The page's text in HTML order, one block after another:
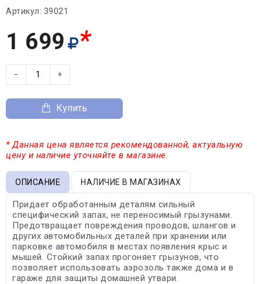
Артикул: 39021
1 699 *
− +
Купить
* Данная цена является рекомендованной, актуальную
цену и наличие уточняйте в магазине.
ОПИСАНИЕ НАЛИЧИЕ В МАГАЗИНАХ
Придает обработанным деталям сильный
специфический запах, не переносимый грызунами.
Предотвращает повреждения проводов, шлангов и
других автомобильных деталей при хранении или
парковке автомобиля в местах появления крыс и
мышей. Стойкий запах прогоняет грызунов, что
позволяет использовать аэрозоль также дома и в
гараже для защиты домашней утвари.